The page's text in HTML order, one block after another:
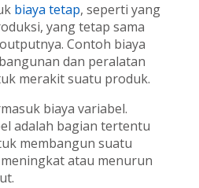
biaya tetap, seperti yang
yang tetap sama
Contoh biaya
dan peralatan
merakit suatu produk.
biaya variabel.
adalah bagian tertentu
membangun suatu
atau menurun